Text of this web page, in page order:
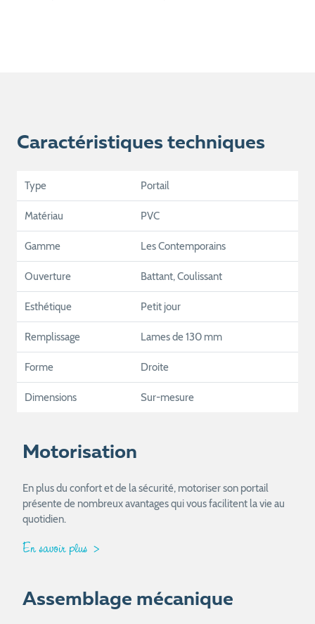
Caractéristiques techniques
Type Portail
Matériau PVC
Gamme Les Contemporains
Ouverture Battant, Coulissant
Esthétique Petit jour
Remplissage Lames de 130 mm
Forme Droite
Dimensions Sur-mesure
Motorisation
En plus du confort et de la sécurité, motoriser son portail
présente de nombreux avantages qui vous facilitent la vie au
quotidien.
En savoir plus
Assemblage mécanique